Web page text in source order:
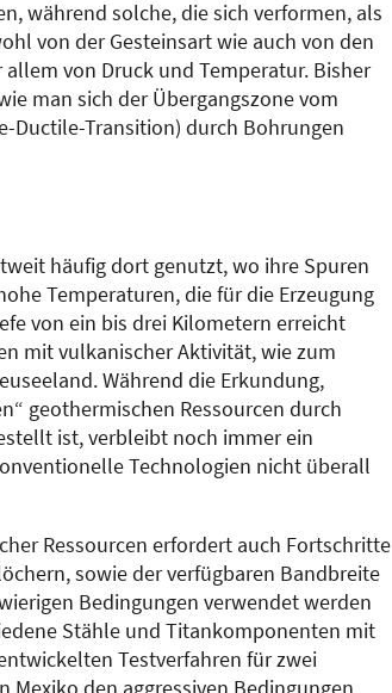
während solche, die sich verformen, als
von der Gesteinsart wie auch von den
von Druck und Temperatur. Bisher
man sich der Übergangszone vom
Ductile-Transition) durch Bohrungen
häufig dort genutzt, wo ihre Spuren
Temperaturen, die für die Erzeugung
von ein bis drei Kilometern erreicht
mit vulkanischer Aktivität, wie zum
Während die Erkundung,
geothermischen Ressourcen durch
ist, verbleibt noch immer ein
Technologien nicht überall
Ressourcen erfordert auch Fortschritte
sowie der verfügbaren Bandbreite
Bedingungen verwendet werden
Stähle und Titankomponenten mit
Testverfahren für zwei